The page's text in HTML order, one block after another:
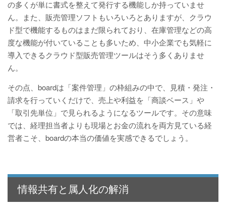
の多くが単に書式を整えて発行する機能しか持っていませ
ん。また、販売管理ソフトもいろいろとありますが、クラウ
ド型で機能するものはまだ限られており、在庫管理などの高
度な機能が付いていることも多いため、中小企業でも気軽に
導入できるクラウド型販売管理ツールはそう多くありませ
ん。
その点、boardは「案件管理」の枠組みの中で、見積・発注・
請求を行っていくだけで、売上や利益を「商談ベース」や
「取引先単位」で見られるようになるツールです。その意味
では、経理担当者よりも現場とお金の流れを両方見ている経
営者こそ、boardの本当の価値を実感できるでしょう。
情報共有と属人化の解消